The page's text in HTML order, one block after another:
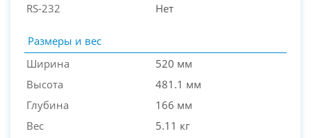
RS-232
Нет
Размеры и вес
Ширина
520 мм
Высота
481.1 мм
Глубина
166 мм
Вес
5.11 кг